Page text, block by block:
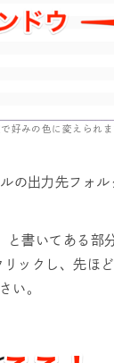
好みの色に変えられま
の出力先フォル
と書いてある部
リックし、先ほ
い。